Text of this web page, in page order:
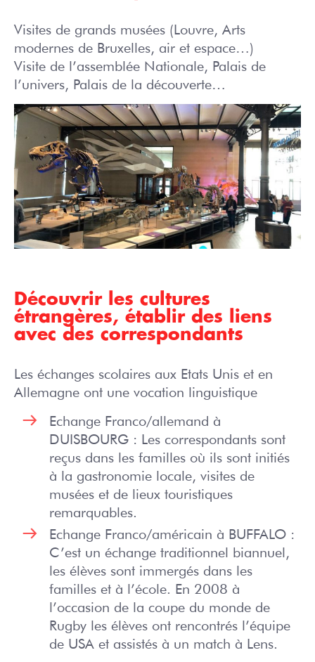
Visites de grands musées (Louvre, Arts
modernes de Bruxelles, air et espace…)
Visite de l’assemblée Nationale, Palais de
l’univers, Palais de la découverte…
Découvrir les cultures
étrangères, établir des liens
avec des correspondants
Les échanges scolaires aux Etats Unis et en
Allemagne ont une vocation linguistique
Echange Franco/allemand à
DUISBOURG : Les correspondants sont
reçus dans les familles où ils sont initiés
à la gastronomie locale, visites de
musées et de lieux touristiques
remarquables.
Echange Franco/américain à BUFFALO :
C’est un échange traditionnel biannuel,
les élèves sont immergés dans les
familles et à l’école. En 2008 à
l’occasion de la coupe du monde de
Rugby les élèves ont rencontrés l’équipe
de USA et assistés à un match à Lens.